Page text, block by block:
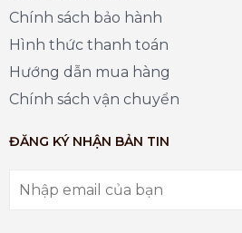
Chính sách bảo hành
Hình thức thanh toán
Hướng dẫn mua hàng
Chính sách vận chuyển
ĐĂNG KÝ NHẬN BẢN TIN